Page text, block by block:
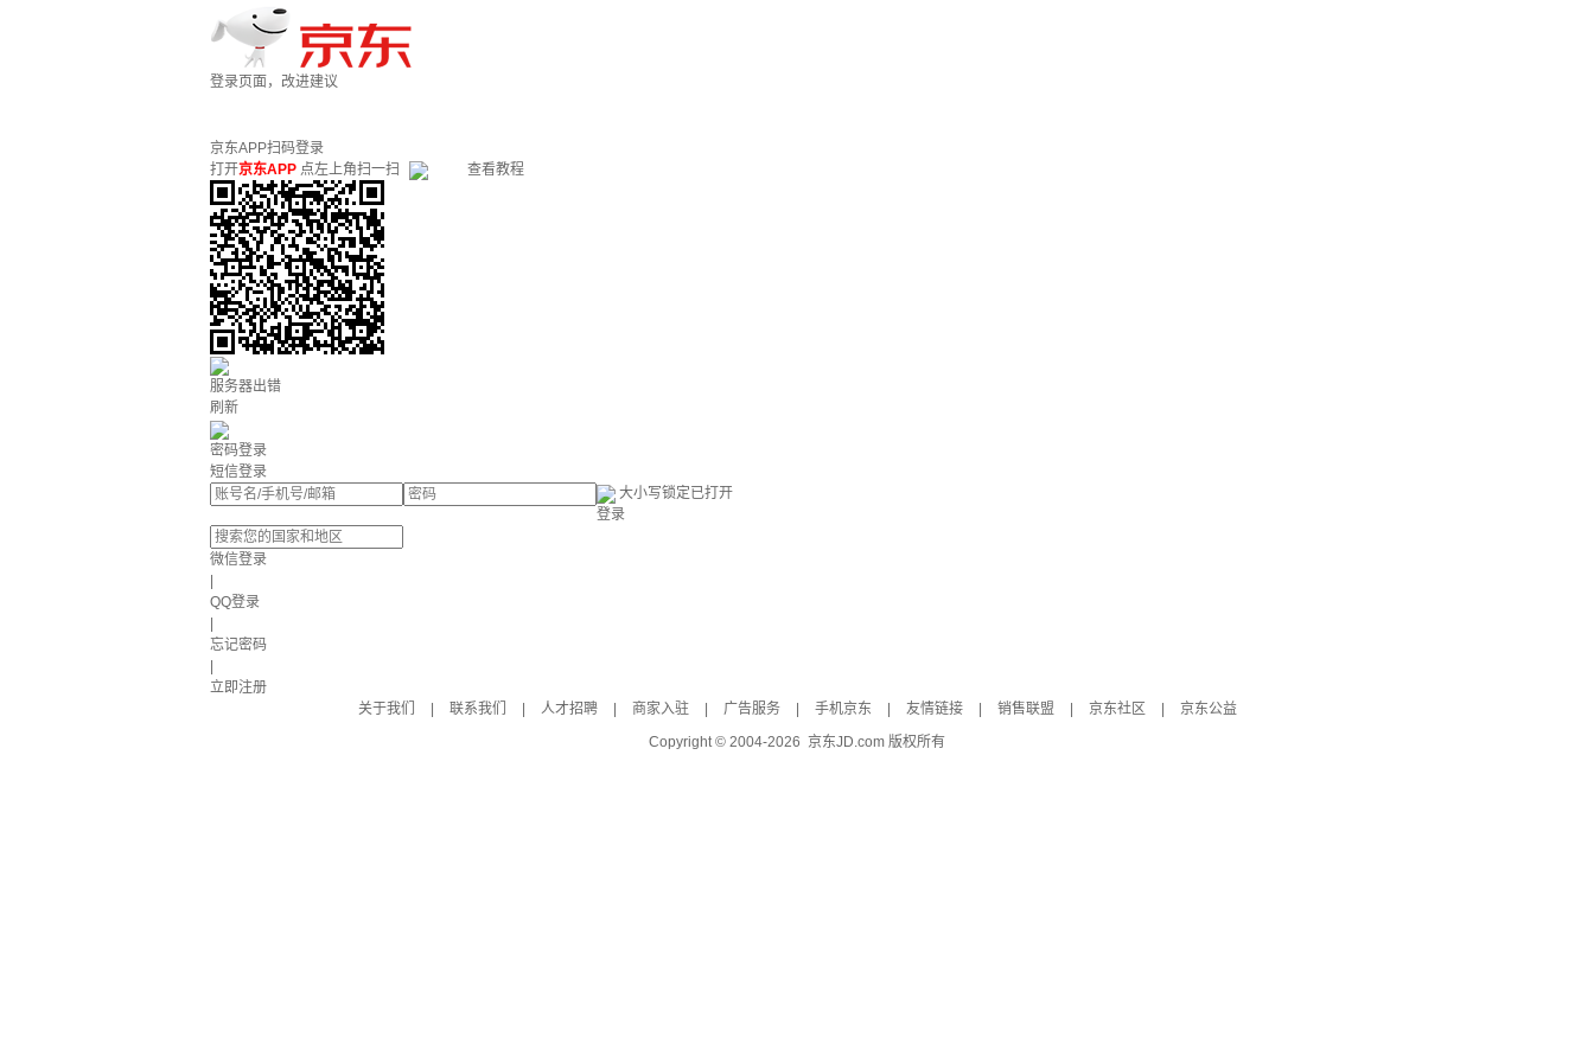
登录页面，改进建议
京东APP扫码登录
打开京东APP 点左上角扫一扫 查看教程
服务器出错
刷新
密码登录
短信登录
大小写锁定已打开
登录
微信登录
QQ登录
忘记密码
立即注册
关于我们
联系我们 人才招聘 商家入驻 广告服务 手机京东 友情链接 销售联盟 京东社区
京东公益
Copyright © 2004-2026 京东JD.com 版权所有